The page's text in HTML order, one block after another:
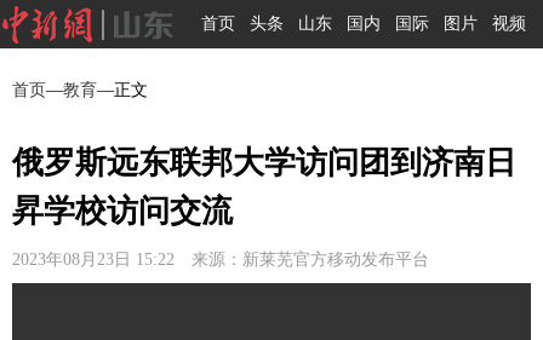
首页 头条 山东 国内 国际 图片 视频
首页—教育—正文
俄罗斯远东联邦大学访问团到济南日
昇学校访问交流
2023年08月23日 15:22 来源：新莱芜官方移动发布平台